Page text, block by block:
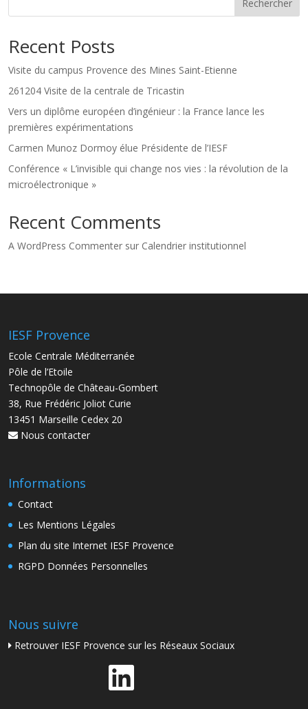
Rechercher
Recent Posts
Visite du campus Provence des Mines Saint-Etienne
261204 Visite de la centrale de Tricastin
Vers un diplôme européen d’ingénieur : la France lance les
premières expérimentations
Carmen Munoz Dormoy élue Présidente de l’IESF
Conférence « L’invisible qui change nos vies : la révolution de la
microélectronique »
Recent Comments
A WordPress Commenter sur Calendrier institutionnel
IESF Provence
Ecole Centrale Méditerranée
Pôle de l’Etoile
Technopôle de Château-Gombert
38, Rue Frédéric Joliot Curie
13451 Marseille Cedex 20
Nous contacter
Informations
Contact
Les Mentions Légales
Plan du site Internet IESF Provence
RGPD Données Personnelles
Nous suivre
Retrouver IESF Provence sur les Réseaux Sociaux